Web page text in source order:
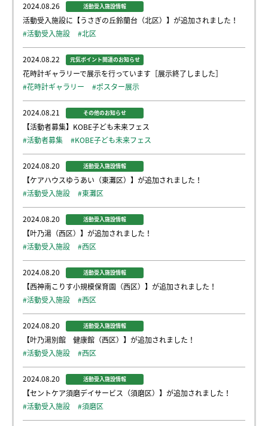
2024.08.26 活動受入施設情報
活動受入施設に【うさぎの丘鈴蘭台（北区）】が追加されました！
#活動受入施設
#北区
2024.08.22 元気ポイント関連のお知らせ
花時計ギャラリーで展示を行っています［展示終了しました］
#花時計ギャラリー
#ポスター展示
2024.08.21 その他のお知らせ
【活動者募集】KOBE子ども未来フェス
#活動者募集
#KOBE子ども未来フェス
2024.08.20 活動受入施設情報
【ケアハウスゆうあい（東灘区）】が追加されました！
#活動受入施設
#東灘区
2024.08.20 活動受入施設情報
【叶乃湯（西区）】が追加されました！
#活動受入施設
#西区
2024.08.20 活動受入施設情報
【西神南こりす小規模保育園（西区）】が追加されました！
#活動受入施設
#西区
2024.08.20 活動受入施設情報
【叶乃湯別館 健康館（西区）】が追加されました！
#活動受入施設
#西区
2024.08.20 活動受入施設情報
【セントケア須磨デイサービス（須磨区）】が追加されました！
#活動受入施設
#須磨区